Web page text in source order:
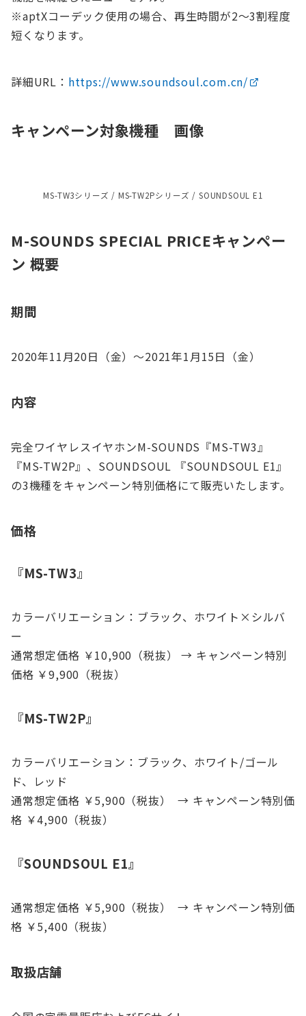
※aptXコーデック使用の場合、再生時間が2〜3割程度
短くなります。
詳細URL： https://www.soundsoul.com.cn/
キャンペーン対象機種 画像
MS-TW3シリーズ / MS-TW2Pシリーズ / SOUNDSOUL E1
M-SOUNDS SPECIAL PRICEキャンペー
ン 概要
期間
2020年11月20日（金）〜2021年1月15日（金）
内容
完全ワイヤレスイヤホンM-SOUNDS『MS-TW3』
『MS-TW2P』、SOUNDSOUL 『SOUNDSOUL E1』
の3機種をキャンペーン特別価格にて販売いたします。
価格
『MS-TW3』
カラーバリエーション：ブラック、ホワイト×シルバ
ー
通常想定価格 ￥10,900（税抜） → キャンペーン特別
価格 ￥9,900（税抜）
『MS-TW2P』
カラーバリエーション：ブラック、ホワイト/ゴール
ド、レッド
通常想定価格 ￥5,900（税抜） → キャンペーン特別価
格 ￥4,900（税抜）
『SOUNDSOUL E1』
通常想定価格 ￥5,900（税抜） → キャンペーン特別価
格 ￥5,400（税抜）
取扱店舗